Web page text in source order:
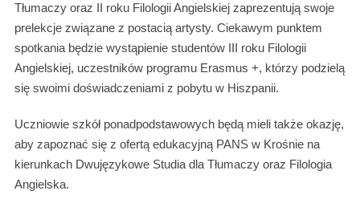
Tłumaczy oraz II roku Filologii Angielskiej zaprezentują swoje
prelekcje związane z postacią artysty. Ciekawym punktem
spotkania będzie wystąpienie studentów III roku Filologii
Angielskiej, uczestników programu Erasmus +, którzy podzielą
się swoimi doświadczeniami z pobytu w Hiszpanii.
Uczniowie szkół ponadpodstawowych będą mieli także okazję,
aby zapoznać się z ofertą edukacyjną PANS w Krośnie na
kierunkach Dwujęzykowe Studia dla Tłumaczy oraz Filologia
Angielska.